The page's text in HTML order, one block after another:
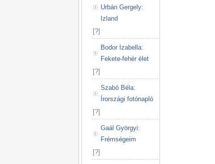
Urbán Gergely:
Izland
[?]
Bodor Izabella:
Fekete-fehér élet
[?]
Szabó Béla:
Írországi fotónapló
[?]
Gaál Györgyi:
Frémségeim
[?]